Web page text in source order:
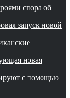
спора об
запуск новой
новая
с помощью